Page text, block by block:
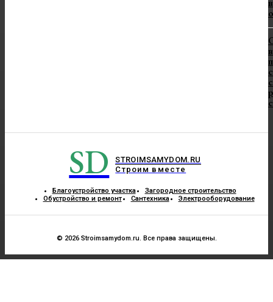
SD
STROIMSAMYDOM.RU
Строим вместе
Благоустройство участка
Загородное строительство
Обустройство и ремонт
Сантехника Электрооборудование
© 2026 Stroimsamydom.ru. Все права защищены.